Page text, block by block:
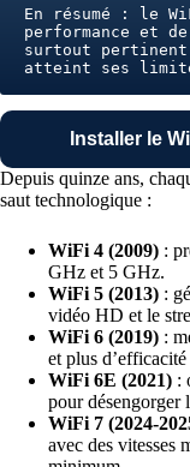
En résumé : le
performance et
surtout pertinent
atteint ses
Installer le
Depuis quinze ans,
saut technologique :
WiFi 4 (2009) :
GHz et 5 GHz.
WiFi 5 (2013) :
vidéo HD et le
WiFi 6 (2019) :
et plus
WiFi 6E (2021) :
pour désengorger
WiFi 7 (2024-
avec des vitesses